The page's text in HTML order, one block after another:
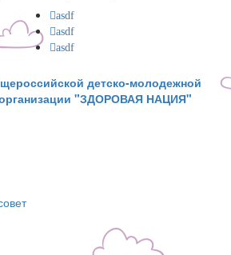
asdf
asdf
asdf
детско-молодежной
"ЗДОРОВАЯ НАЦИЯ"